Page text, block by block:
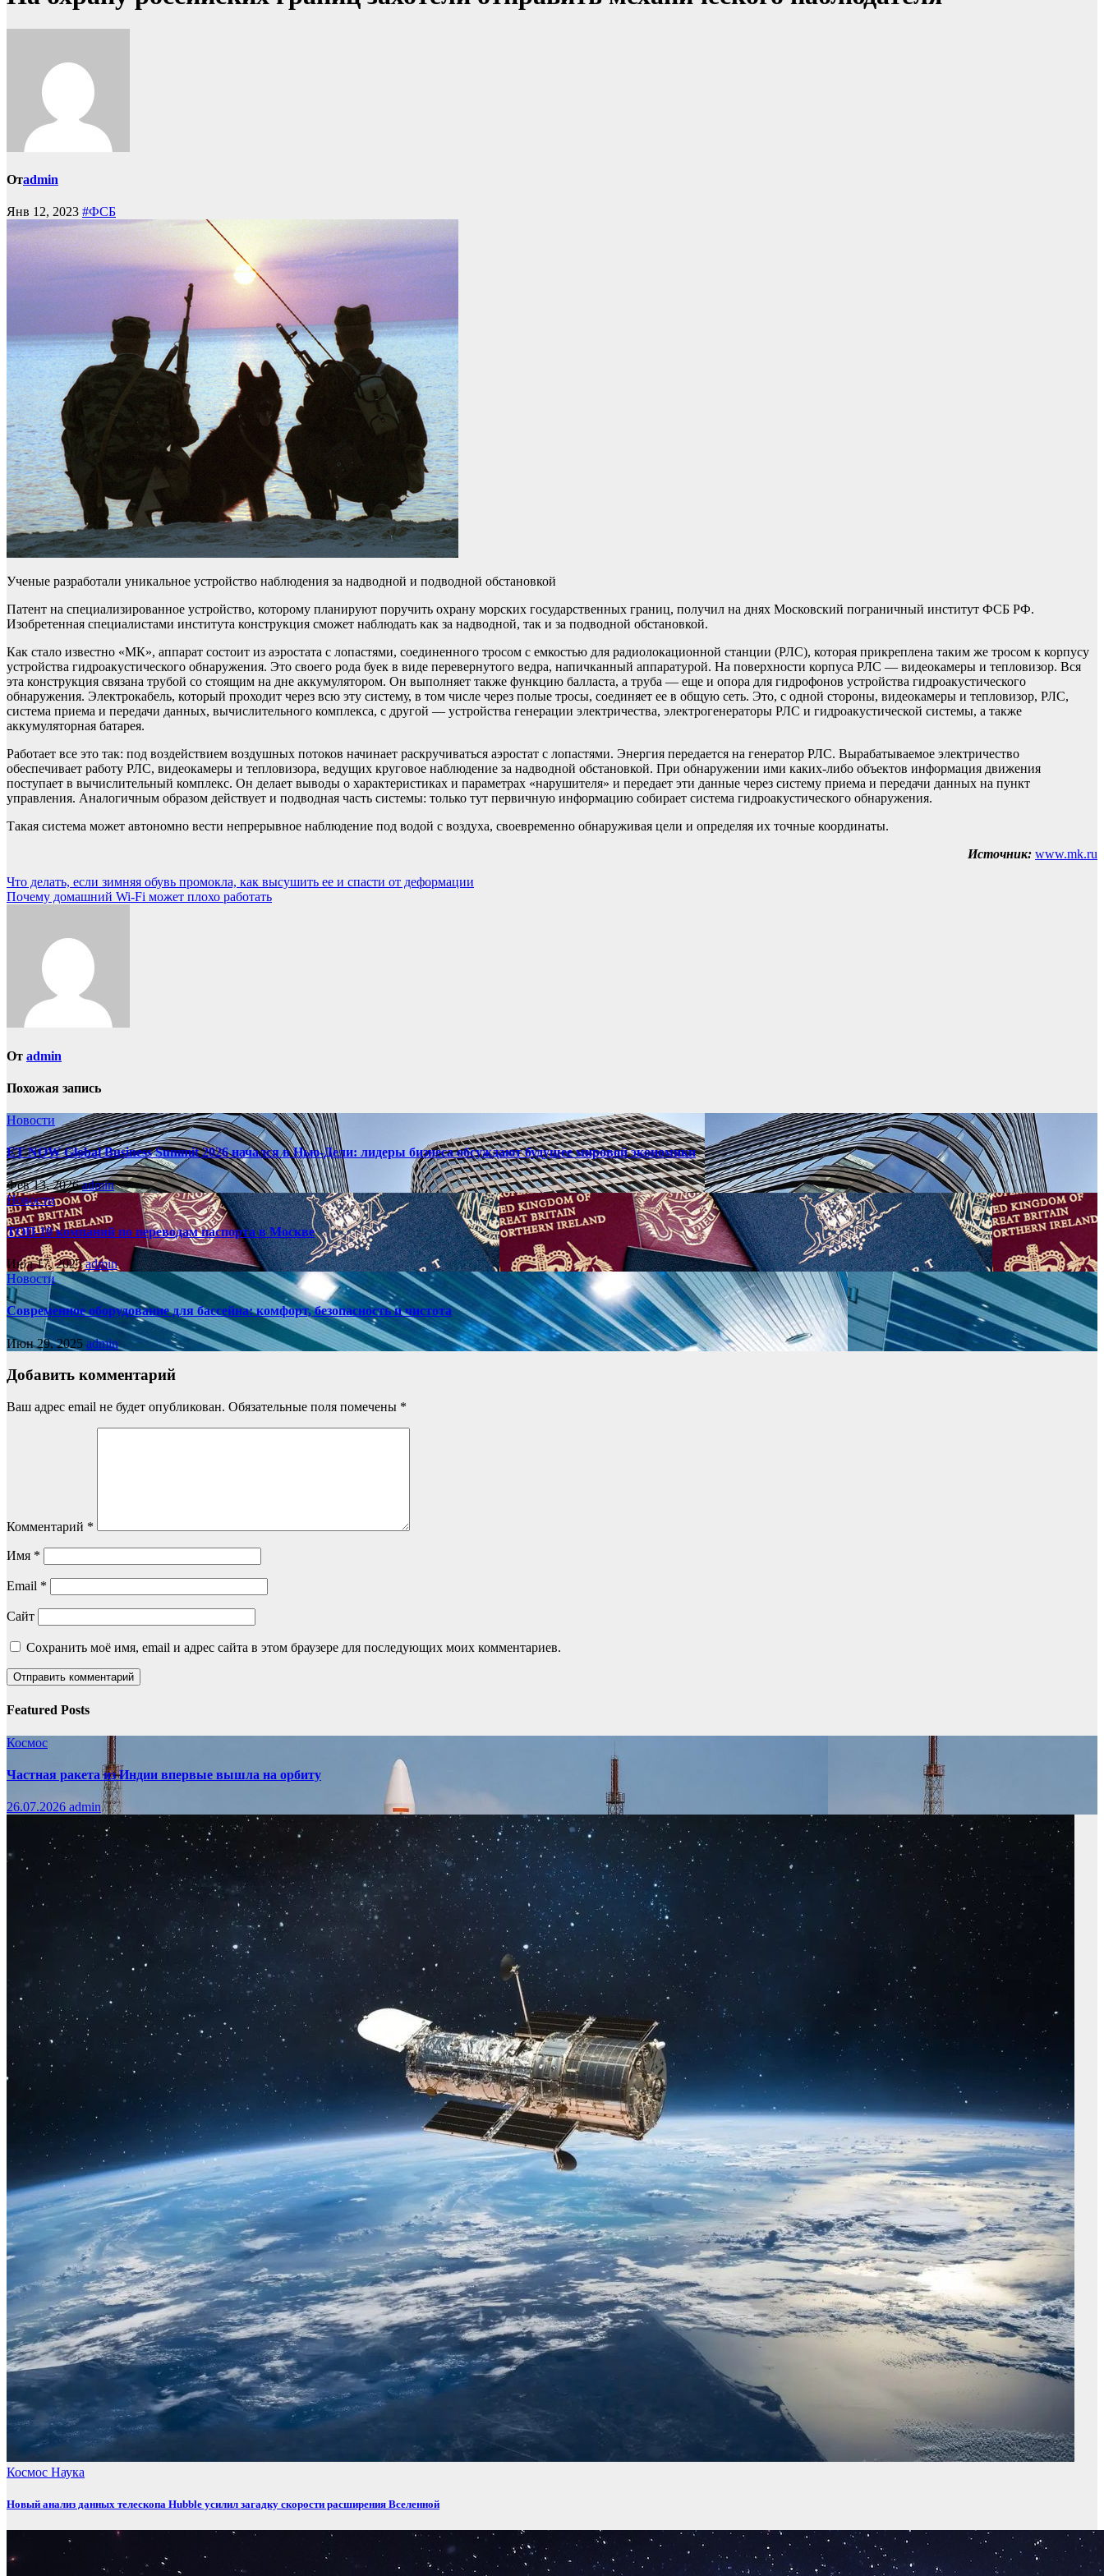
Отadmin
Янв 12, 2023 #ФСБ
Ученые разработали уникальное устройство наблюдения за надводной и подводной обстановкой
Патент на специализированное устройство, которому планируют поручить охрану морских государственных границ, получил на днях Московский пограничный институт ФСБ РФ.
Изобретенная специалистами института конструкция сможет наблюдать как за надводной, так и за подводной обстановкой.
Как стало известно «МК», аппарат состоит из аэростата с лопастями, соединенного тросом с емкостью для радиолокационной станции (РЛС), которая прикреплена таким же тросом к корпусу
устройства гидроакустического обнаружения. Это своего рода буек в виде перевернутого ведра, напичканный аппаратурой. На поверхности корпуса РЛС — видеокамеры и тепловизор. Вся
эта конструкция связана трубой со стоящим на дне аккумулятором. Он выполняет также функцию балласта, а труба — еще и опора для гидрофонов устройства гидроакустического
обнаружения. Электрокабель, который проходит через всю эту систему, в том числе через полые тросы, соединяет ее в общую сеть. Это, с одной стороны, видеокамеры и тепловизор, РЛС,
система приема и передачи данных, вычислительного комплекса, с другой — устройства генерации электричества, электрогенераторы РЛС и гидроакустической системы, а также
аккумуляторная батарея.
Работает все это так: под воздействием воздушных потоков начинает раскручиваться аэростат с лопастями. Энергия передается на генератор РЛС. Вырабатываемое электричество
обеспечивает работу РЛС, видеокамеры и тепловизора, ведущих круговое наблюдение за надводной обстановкой. При обнаружении ими каких-либо объектов информация движения
поступает в вычислительный комплекс. Он делает выводы о характеристиках и параметрах «нарушителя» и передает эти данные через систему приема и передачи данных на пункт
управления. Аналогичным образом действует и подводная часть системы: только тут первичную информацию собирает система гидроакустического обнаружения.
Такая система может автономно вести непрерывное наблюдение под водой с воздуха, своевременно обнаруживая цели и определяя их точные координаты.
Источник: www.mk.ru
Навигация
по
Что делать, если зимняя обувь промокла, как высушить ее и спасти от деформации
Почему домашний Wi-Fi может плохо работать
От admin
Похожая запись
Новости
ET NOW Global Business Summit 2026 начался в Нью‑Дели: лидеры бизнеса обсуждают будущее мировой экономики
Фев 13, 2026admin
Новости
ТОП-10 компаний по переводам паспорта в Москве
Июл 17, 2025admin
Новости
Современное оборудование для бассейна: комфорт, безопасность и чистота
Июн 29, 2025 admin
Добавить комментарий
Ваш адрес email не будет опубликован. Обязательные поля помечены *
Комментарий *
Имя *
Email *
Сайт
Сохранить моё имя, email и адрес сайта в этом браузере для последующих моих комментариев.
Featured Posts
Космос
Частная ракета из Индии впервые вышла на орбиту
26.07.2026 admin
Космос Наука
Новый анализ данных телескопа Hubble усилил загадку скорости расширения Вселенной